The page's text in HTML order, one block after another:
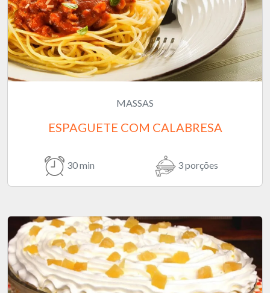
MASSAS
ESPAGUETE COM CALABRESA
30 min 3 porções